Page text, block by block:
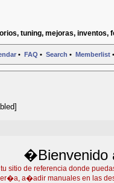
tuning, mejoras,
• FAQ • Search • Memberlist •
�Bienvenido
sitio de referencia donde
a�adir manuales en las